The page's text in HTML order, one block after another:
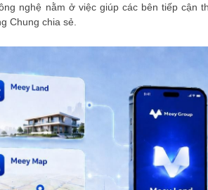
nghệ nằm ở việc giúp các bên tiếp cận
Chung chia sẻ.